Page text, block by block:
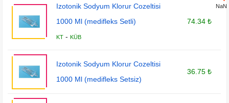
Izotonik Sodyum Klorur Cozeltisi
1000 Ml (medifleks Setli)
KT -KÜB
74.34 ₺
Izotonik Sodyum Klorur Cozeltisi
1000 Ml (medifleks Setsiz)
36.75 ₺
NaN